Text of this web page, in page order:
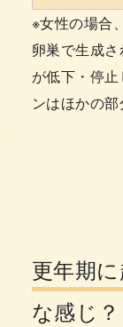
※女性の場合
卵巣で生成
が低下・停
ンはほかの部
更年期
な感じ？